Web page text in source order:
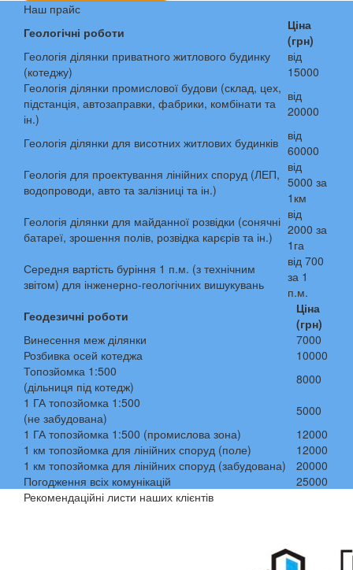
Наш прайс
Геологічні роботи
Ціна
(грн)
Геологія ділянки приватного житлового будинку
(котеджу)
від
15000
Геологія ділянки промислової будови (склад, цех,
підстанція, автозаправки, фабрики, комбінати та
ін.)
від
20000
Геологія ділянки для висотних житлових будинків
від
60000
Геологія для проектування лінійних споруд (ЛЕП,
водопроводи, авто та залізниці та ін.)
від
5000 за
1км
Геологія ділянки для майданної розвідки (сонячні
батареї, зрошення полів, розвідка карєрів та ін.)
від
2000 за
1га
Середня вартість буріння 1 п.м. (з технічним
звітом) для інженерно-геологічних вишукувань
від 700
за 1
п.м.
Геодезичні роботи
Ціна
(грн)
Винесення меж ділянки
7000
Розбивка осей котеджа
10000
Топозйомка 1:500
(дільниця під котедж)
8000
1 ГА топозйомка 1:500
(не забудована)
5000
1 ГА топозйомка 1:500 (промислова зона)
12000
1 км топозйомка для лінійних споруд (поле)
12000
1 км топозйомка для лінійних споруд (забудована)
20000
Погодження всіх комунікацій
25000
Рекомендаційні листи наших клієнтів